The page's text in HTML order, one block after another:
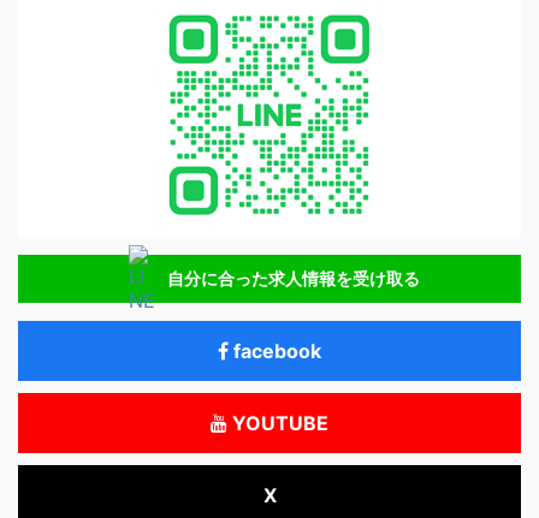
自分に合った求人情報を受け取る
facebook
YOUTUBE
X